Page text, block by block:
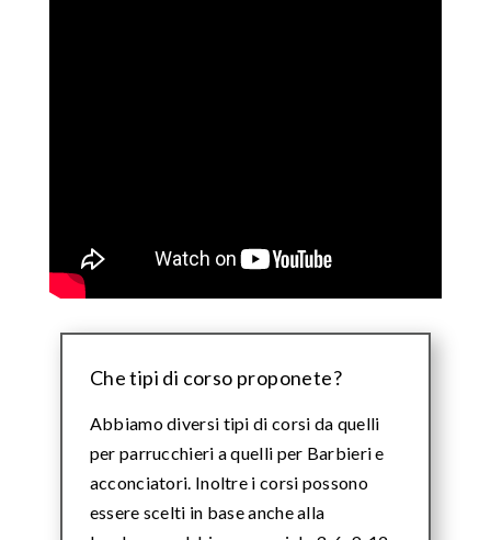
Che tipi di corso proponete?
Abbiamo diversi tipi di corsi da quelli
per parrucchieri a quelli per Barbieri e
acconciatori. Inoltre i corsi possono
essere scelti in base anche alla